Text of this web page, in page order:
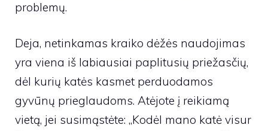
problemų.
Deja, netinkamas kraiko dėžės naudojimas
yra viena iš labiausiai paplitusių priežasčių,
dėl kurių katės kasmet perduodamos
gyvūnų prieglaudoms. Atėjote į reikiamą
vietą, jei susimąstėte: „Kodėl mano katė visur